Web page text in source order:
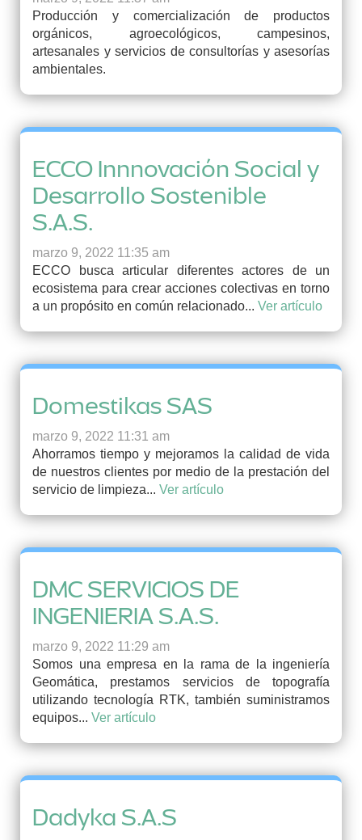
Producción y comercialización de productos
orgánicos, agroecológicos, campesinos,
artesanales y servicios de consultorías y asesorías
ambientales.
ECCO Innnovación Social y
Desarrollo Sostenible
S.A.S.
marzo 9, 2022 11:35 am
ECCO busca articular diferentes actores de un
ecosistema para crear acciones colectivas en torno
a un propósito en común relacionado... Ver artículo
Domestikas SAS
marzo 9, 2022 11:31 am
Ahorramos tiempo y mejoramos la calidad de vida
de nuestros clientes por medio de la prestación del
servicio de limpieza... Ver artículo
DMC SERVICIOS DE
INGENIERIA S.A.S.
marzo 9, 2022 11:29 am
Somos una empresa en la rama de la ingeniería
Geomática, prestamos servicios de topografía
utilizando tecnología RTK, también suministramos
equipos... Ver artículo
Dadyka S.A.S